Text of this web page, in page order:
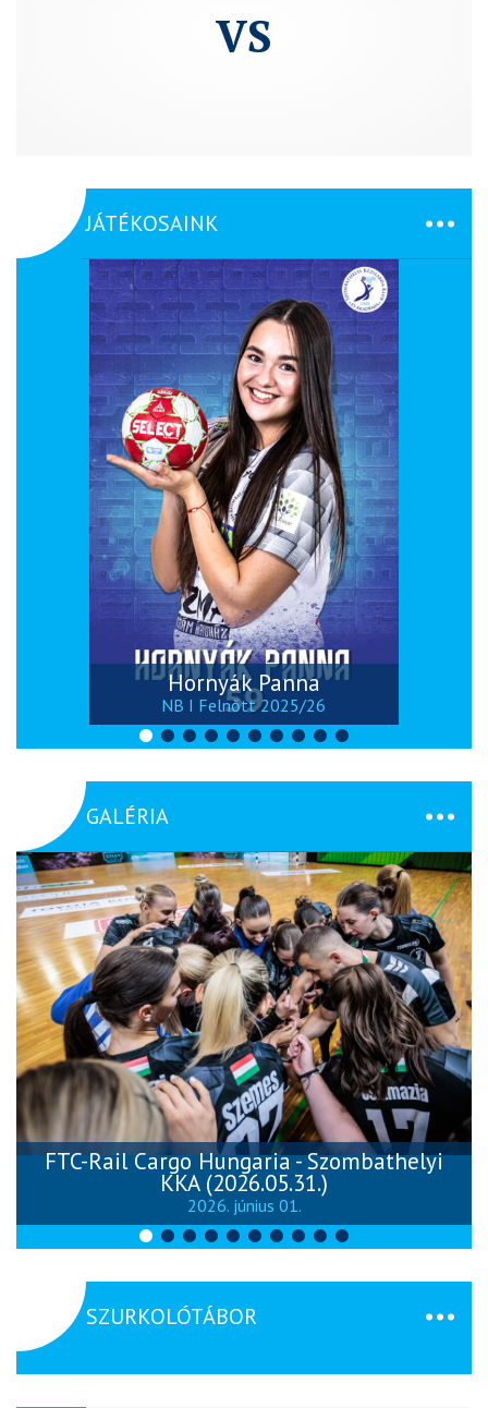
VS
JÁTÉKOSAINK
Hornyák Panna
NB I Felnőtt 2025/26
GALÉRIA
FTC-Rail Cargo Hungaria - Szombathelyi
KKA (2026.05.31.)
2026. június 01.
SZURKOLÓTÁBOR